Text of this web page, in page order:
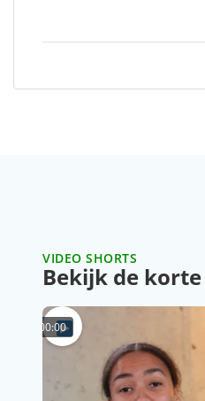
VIDEO SHORTS
Bekijk de
00:00